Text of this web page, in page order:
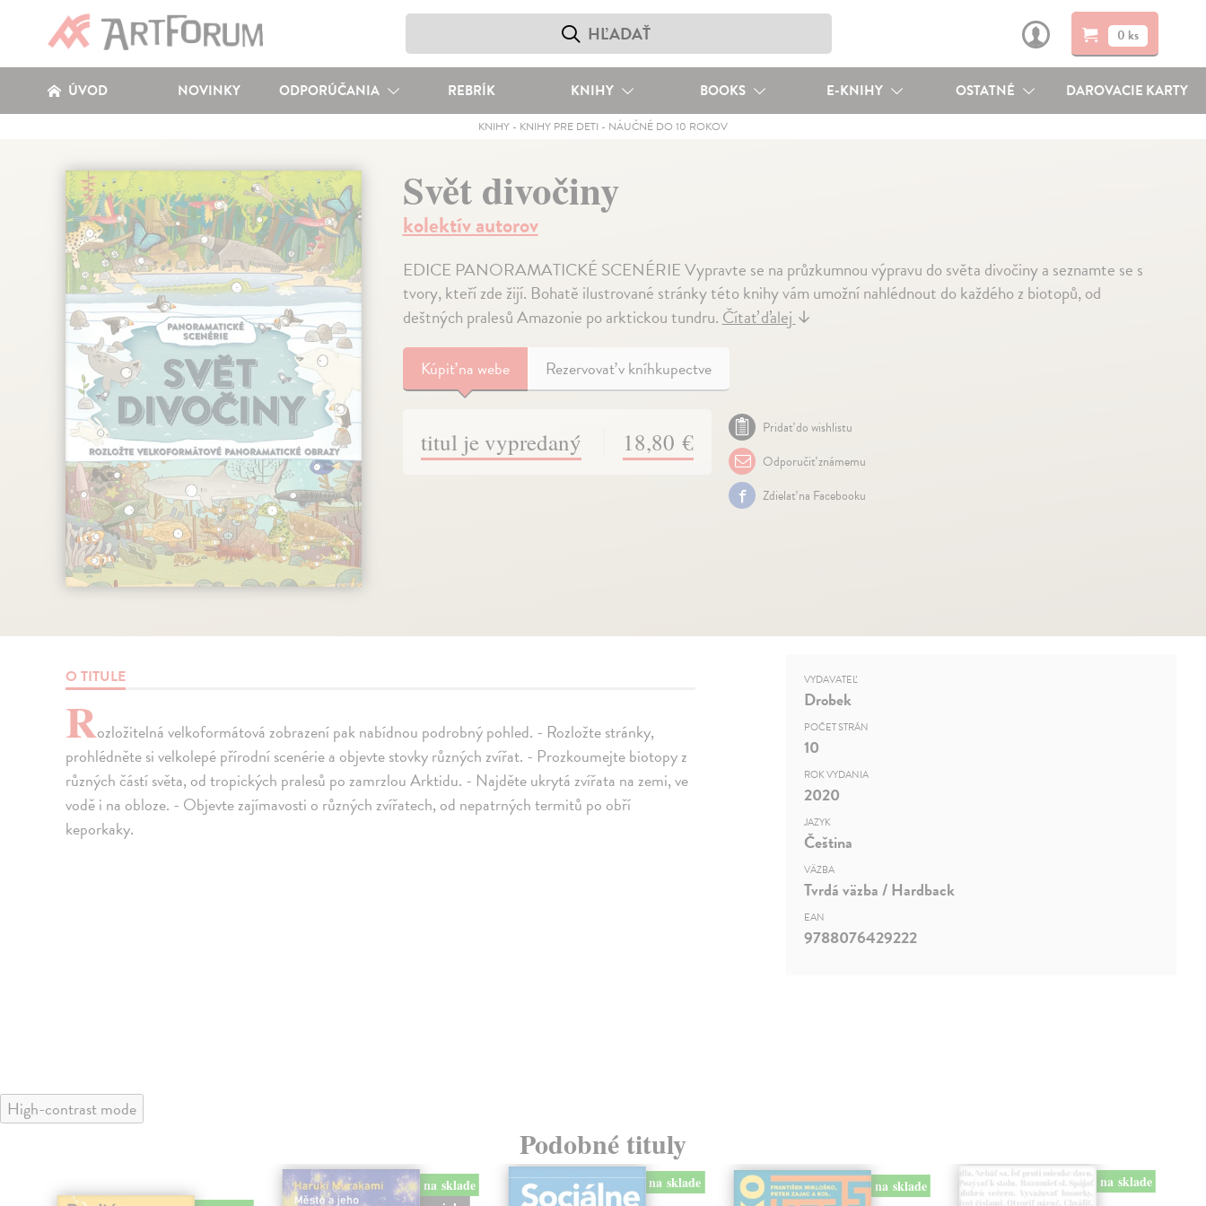
0 ks
ÚVOD NOVINKY ODPORÚČANIA REBRÍK KNIHY BOOKS E-KNIHY OSTATNÉ DAROVACIE KARTY
KNIHY- KNIHY PRE DETI - NÁUČNÉ DO 10 ROKOV
Svět divočiny
kolektív autorov
EDICE PANORAMATICKÉ SCENÉRIE Vypravte se na průzkumnou výpravu do světa divočiny a seznamte se s
tvory, kteří zde žijí. Bohatě ilustrované stránky této knihy vám umožní nahlédnout do každého z biotopů, od
deštných pralesů Amazonie po arktickou tundru.Čítať ďalej↓
Kúpiťna webe Rezervovať v kníhkupectve
titul je vypredaný 18,80 €
Pridať do wishlistu
Odporučiť známemu
Zdielať na Facebooku
O TITULE
Rozložitelná velkoformátová zobrazení pak nabídnou podrobný pohled. - Rozložte stránky,
prohlédněte si velkolepé přírodní scenérie a objevte stovky různých zvířat. - Prozkoumejte biotopy z
různých částí světa, od tropických pralesů po zamrzlou Arktidu. - Najděte ukrytá zvířata na zemi, ve
vodě i na obloze. - Objevte zajímavosti o různých zvířatech, od nepatrných termitů po obří
keporkaky.
VYDAVATEĽ
Drobek
POČET STRÁN
10
ROK VYDANIA
2020
JAZYK
Čeština
VÄZBA
Tvrdá väzba / Hardback
EAN
9788076429222
High-contrast mode
Podobné tituly
na sklade
na sklade na sklade na sklade